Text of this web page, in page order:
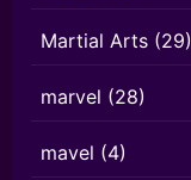
Martial Arts (29)
marvel (28)
mavel (4)